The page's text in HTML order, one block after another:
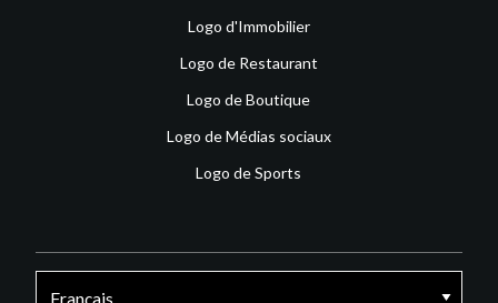
Logo d'Immobilier
Logo de Restaurant
Logo de Boutique
Logo de Médias sociaux
Logo de Sports